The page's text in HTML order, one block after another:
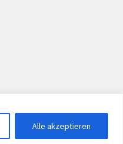
Alle akzeptieren